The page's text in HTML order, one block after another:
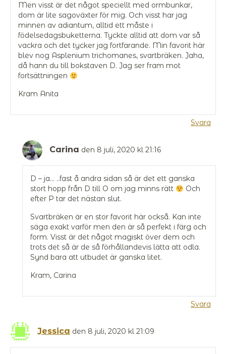
Men visst är det något speciellt med ormbunkar,
dom är lite sagoväxter för mig. Och visst har jag
minnen av adiantum, alltid ett måste i
födelsedagsbuketterna. Tyckte alltid att dom var så
vackra och det tycker jag fortfarande. Min favorit här
blev nog Asplenium trichomanes, svartbräken. Jaha,
då hann du till bokstaven D. Jag ser fram mot
fortsättningen
Kram Anita
Svara
Carina den 8 juli, 2020 kl 21:16
D – ja… ..fast å andra sidan så är det ett ganska
stort hopp från D till O om jag minns rätt
Och
efter P tar det nästan slut.
Svartbräken är en stor favorit här också. Kan inte
säga exakt varför men den är så perfekt i färg och
form. Visst är det något magiskt över dem och
trots det så är de så förhållandevis lätta att odla.
Synd bara att utbudet är ganska litet.
Kram, Carina
Svara
Jessica den 8 juli, 2020 kl 21:09